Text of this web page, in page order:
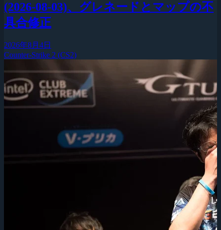
(2026-08-03)、グレネードとマップの不
具合修正
2026年8月4日
Counter-Strike 2 (CS2)